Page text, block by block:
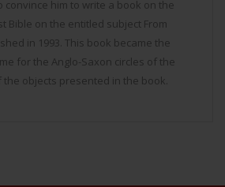
him to write a book on the
Bible on the entitled subject From
in 1993. This book became the
for the Anglo-Saxon circles of the
objects presented in the book.